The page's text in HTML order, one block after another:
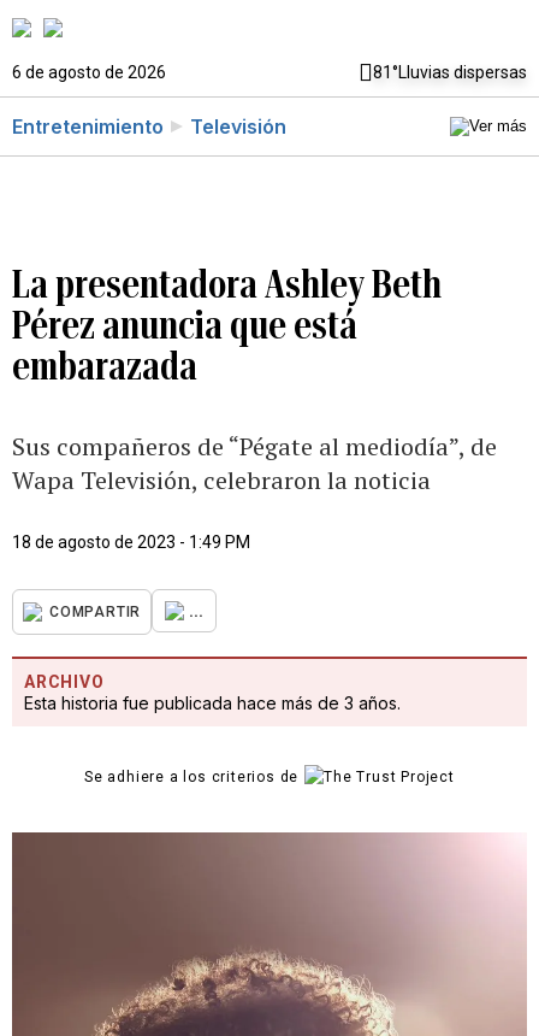
6 de agosto de 2026 81°Lluvias dispersas
Entretenimiento Televisión
La presentadora Ashley Beth
Pérez anuncia que está
embarazada
Sus compañeros de “Pégate al mediodía”, de
Wapa Televisión, celebraron la noticia
18 de agosto de 2023 - 1:49 PM
COMPARTIR ...
ARCHIVO
Esta historia fue publicada hace más de 3 años.
Se adhiere a los criterios de